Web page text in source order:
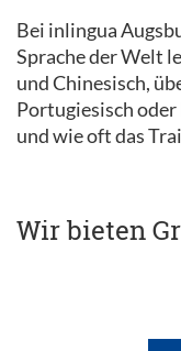
Bei inlingua
Sprache der Welt
und Chinesisch,
Portugiesisch oder
und wie oft das
Wir bieten